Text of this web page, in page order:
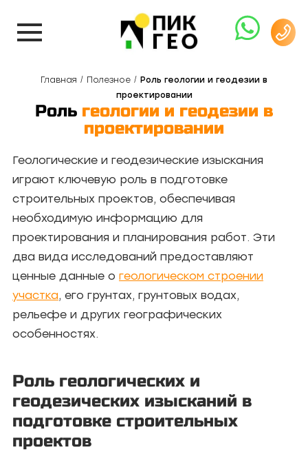
Главная Полезное
Роль геологии и геодезии в
проектировании
Роль геологии и геодезии в
проектировании
Геологические и геодезические изыскания
играют ключевую роль в подготовке
строительных проектов, обеспечивая
необходимую информацию для
проектирования и планирования работ. Эти
два вида исследований предоставляют
ценные данные о геологическом строении
участка, его грунтах, грунтовых водах,
рельефе и других географических
особенностях.
Роль геологических и
геодезических изысканий в
подготовке строительных
проектов